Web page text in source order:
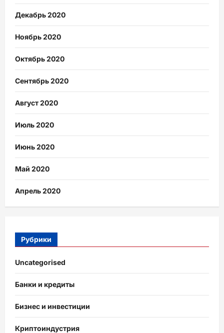
Декабрь 2020
Ноябрь 2020
Октябрь 2020
Сентябрь 2020
Август 2020
Июль 2020
Июнь 2020
Май 2020
Апрель 2020
Рубрики
Uncategorised
Банки и кредиты
Бизнес и инвестиции
Криптоиндустрия